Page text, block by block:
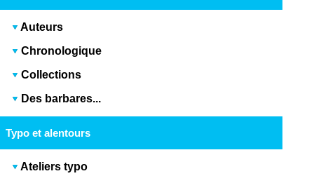
Auteurs
Chronologique
Collections
Des barbares...
Typo et alentours
Ateliers typo